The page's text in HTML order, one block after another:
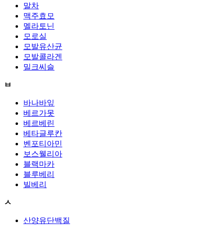
말차
맥주효모
멜라토닌
모로실
모발유산균
모발콜라겐
밀크씨슬
ㅂ
바나바잎
베르가못
베르베린
베타글루칸
벤포티아민
보스웰리아
블랙마카
블루베리
빌베리
ㅅ
산양유단백질